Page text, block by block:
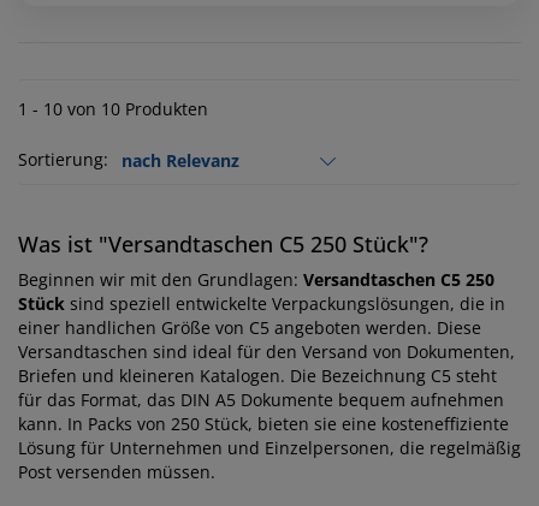
1 - 10 von 10 Produkten
Sortierung:
Was ist "Versandtaschen C5 250 Stück"?
Beginnen wir mit den Grundlagen: Versandtaschen C5 250
Stück sind speziell entwickelte Verpackungslösungen, die in
einer handlichen Größe von C5 angeboten werden. Diese
Versandtaschen sind ideal für den Versand von Dokumenten,
Briefen und kleineren Katalogen. Die Bezeichnung C5 steht
für das Format, das DIN A5 Dokumente bequem aufnehmen
kann. In Packs von 250 Stück, bieten sie eine kosteneffiziente
Lösung für Unternehmen und Einzelpersonen, die regelmäßig
Post versenden müssen.